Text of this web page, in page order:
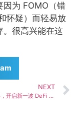
因为 FOMO（错
怀疑）而轻易放
。很高兴能在这
NEXT
Midas 代币化资产协议正式登陆 Base 网络，开启新一波 DeFi 热潮